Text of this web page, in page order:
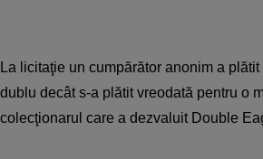
La licitaţie un cumpărător anonim a
dublu decât s-a plătit vreodată pentru o
colecţionarul care a dezvaluit Double